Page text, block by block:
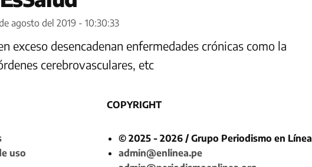
agosto del 2019 - 10:30:33
exceso desencadenan enfermedades crónicas como la
cerebrovasculares, etc
uso
COPYRIGHT
© 2025 - 2026 / Grupo Periodismo en Línea
admin@enlinea.pe